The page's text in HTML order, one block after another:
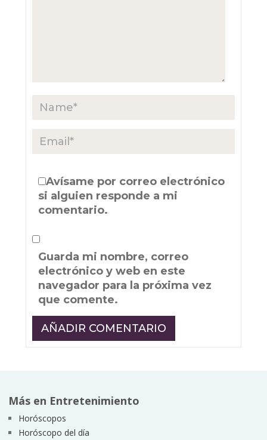
Avísame por correo electrónico
si alguien responde a mi
comentario.
Guarda mi nombre, correo
electrónico y web en este
navegador para la próxima vez
que comente.
Más en Entretenimiento
Horóscopos
Horóscopo del día